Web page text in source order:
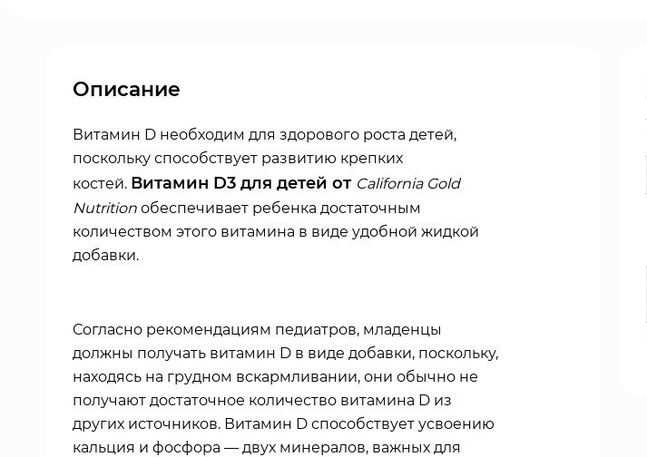
Описание
Витамин D необходим для здорового роста детей,
поскольку способствует развитию крепких
костей. Витамин D3 для детей от California Gold
Nutrition обеспечивает ребенка достаточным
количеством этого витамина в виде удобной жидкой
добавки.
Согласно рекомендациям педиатров, младенцы
должны получать витамин D в виде добавки, поскольку,
находясь на грудном вскармливании, они обычно не
получают достаточное количество витамина D из
других источников. Витамин D способствует усвоению
кальция и фосфора — двух минералов, важных для